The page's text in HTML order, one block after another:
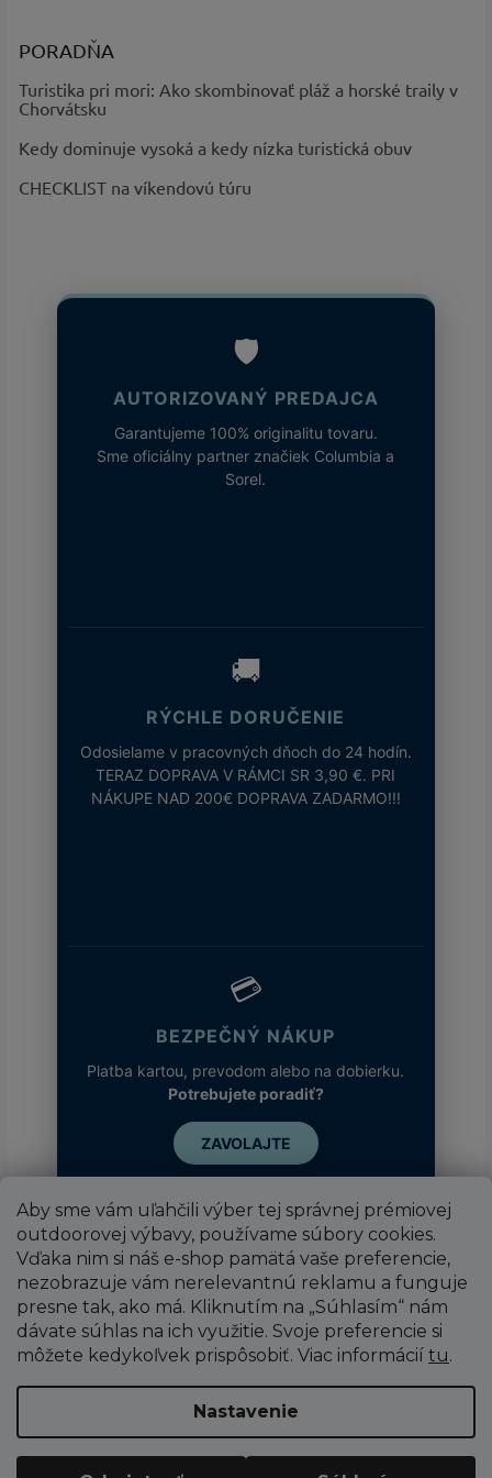
Aby sme vám uľahčili výber tej správnej prémiovej
outdoorovej výbavy, používame súbory cookies.
Vďaka nim si náš e-shop pamätá vaše preferencie,
nezobrazuje vám nerelevantnú reklamu a funguje
presne tak, ako má. Kliknutím na „Súhlasím“ nám
dávate súhlas na ich využitie. Svoje preferencie si
môžete kedykoľvek prispôsobiť. Viac informácií tu.
Nastavenie
PORADŇA
Turistika pri mori: Ako skombinovať pláž a horské traily v
Chorvátsku
Kedy dominuje vysoká a kedy nízka turistická obuv
CHECKLIST na víkendovú túru
🛡️
AUTORIZOVANÝ PREDAJCA
Garantujeme 100% originalitu tovaru.
Sme oficiálny partner značiek Columbia a
Sorel.
🚚
RÝCHLE DORUČENIE
Odosielame v pracovných dňoch do 24 hodín.
TERAZ DOPRAVA V RÁMCI SR 3,90 €. PRI
NÁKUPE NAD 200€ DOPRAVA ZADARMO!!!
💳
BEZPEČNÝ NÁKUP
Platba kartou, prevodom alebo na dobierku.
Potrebujete poradiť?
ZAVOLAJTE
Copyright 2026SUPER SPORT. Všetky práva